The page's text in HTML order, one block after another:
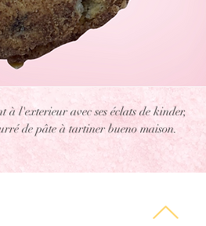
l'exterieur avec ses éclats de kinder,
de pâte à tartiner bueno maison.